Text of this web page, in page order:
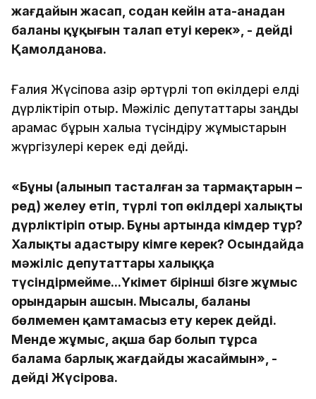
жағдайын жасап, содан кейін ата-анадан
баланың құқығын талап етуі керек», - дейді
Қамолданова.
Ғалия Жүсіпова қазір әртүрлі топ өкілдері елді
дүрліктіріп отыр. Мәжіліс депутаттары заңды
қарамас бұрын халыққа түсіндіру жұмыстарын
жүргізулері керек еді дейді.
«Бұны (алынып тасталған заң тармақтарын –
ред) желеу етіп, түрлі топ өкілдері халықты
дүрліктіріп отыр. Бұның артында кімдер тұр?
Халықты адастыру кімге керек? Осындайда
мәжіліс депутаттары халыққа
түсіндірмейме...Үкімет бірінші бізге жұмыс
орындарын ашсын. Мысалы, баланы
бөлмемен қамтамасыз ету керек дейді.
Менде жұмыс, ақша бар болып тұрса
балама барлық жағдайды жасаймын», -
дейді Жүсірова.